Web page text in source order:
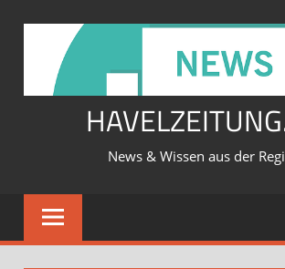
springen
News & Wissen aus der